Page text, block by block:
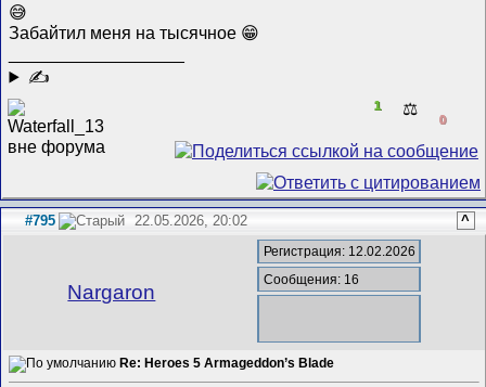
😅
Забайтил меня на тысячное 😁
✍
1 ⚖️
0
#795 22.05.2026, 20:02 ^
Nargaron
Регистрация: 12.02.2026
Сообщения: 16
Re: Heroes 5 Armageddon’s Blade